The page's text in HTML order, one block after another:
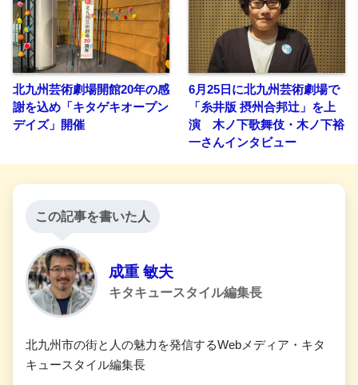
北九州芸術劇場開館20年の感
謝を込め「キタゲキオープン
デイズ」開催
6月25日に北九州芸術劇場で
「糸井版 摂州合邦辻」を上
演 木ノ下歌舞伎・木ノ下裕
一さんインタビュー
この記事を書いた人
成重 敏夫
キタキュースタイル編集長
北九州市の街と人の魅力を発信するWebメディア・キタ
キュースタイル編集長